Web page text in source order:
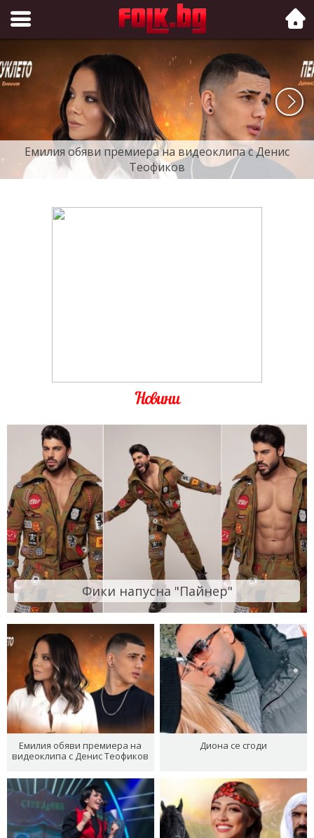
Folk.bg
Емилия обяви премиера на видеоклипа с Денис
Теофиков
Новини
Фики напусна "Пайнер"
Емилия обяви премиера на
видеоклипа с Денис Теофиков
Диона се сгоди